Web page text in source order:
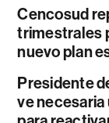
Cencosud
trimestrales
nuevo plan
Presidente
ve necesaria